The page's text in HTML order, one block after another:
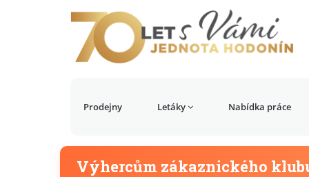
Prodejny Letáky Nabídka práce
Výhercům zákaznického